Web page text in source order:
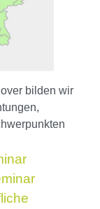
bilden wir